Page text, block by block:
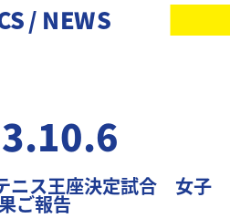
/ NEWS
ニス王座決定試合 女子
ご報告